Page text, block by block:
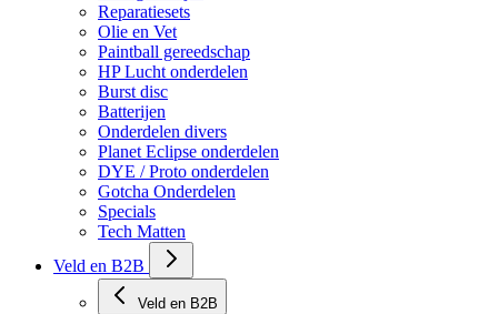
Reparatiesets
Olie en Vet
Paintball gereedschap
HP Lucht onderdelen
Burst disc
Batterijen
Onderdelen divers
Planet Eclipse onderdelen
DYE / Proto onderdelen
Gotcha Onderdelen
Specials
Tech Matten
Veld en B2B
Veld en B2B